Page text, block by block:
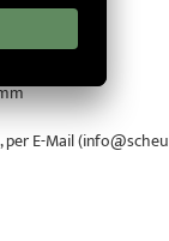
E-Mail